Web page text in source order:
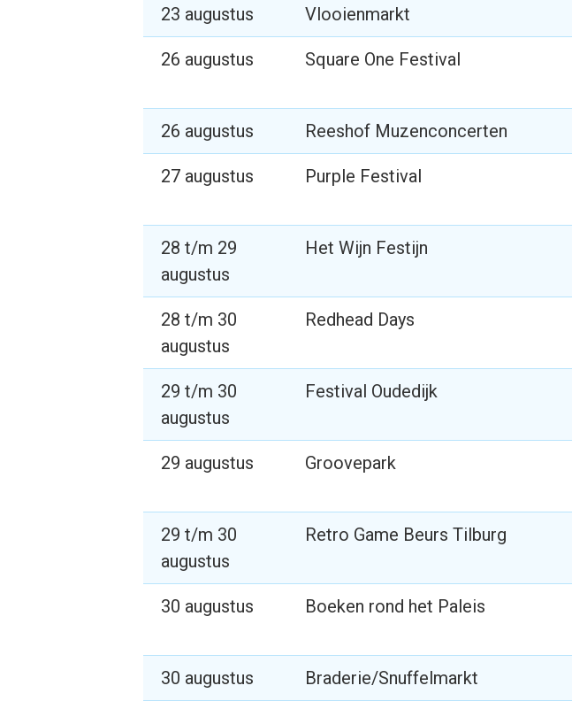
23 augustus Vlooienmarkt
26 augustus Square One Festival
26 augustus Reeshof Muzenconcerten
27 augustus Purple Festival
28 t/m 29
augustus
Het Wijn Festijn
28 t/m 30
augustus
Redhead Days
29 t/m 30
augustus
Festival Oudedijk
29 augustus Groovepark
29 t/m 30
augustus
Retro Game Beurs Tilburg
30 augustus Boeken rond het Paleis
30 augustus Braderie/Snuffelmarkt